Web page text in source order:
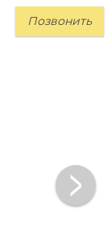
Позвонить